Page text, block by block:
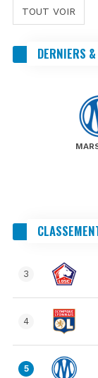
TOUT VOIR
DERNIERS
3
4
5